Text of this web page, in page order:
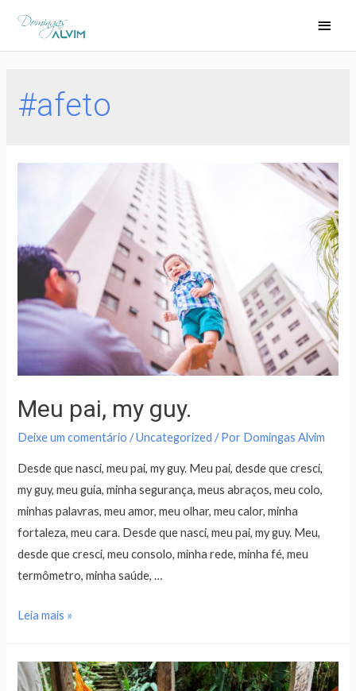
#afeto
Meu pai, my guy.
Deixe um comentário /Uncategorized / Por Domingas Alvim
Desde que nasci, meu pai, my guy. Meu pai, desde que cresci,
my guy, meu guia, minha segurança, meus abraços, meu colo,
minhas palavras, meu amor, meu olhar, meu calor, minha
fortaleza, meu cara. Desde que nasci, meu pai, my guy. Meu,
desde que cresci, meu consolo, minha rede, minha fé, meu
termômetro, minha saúde, …
Leia mais »